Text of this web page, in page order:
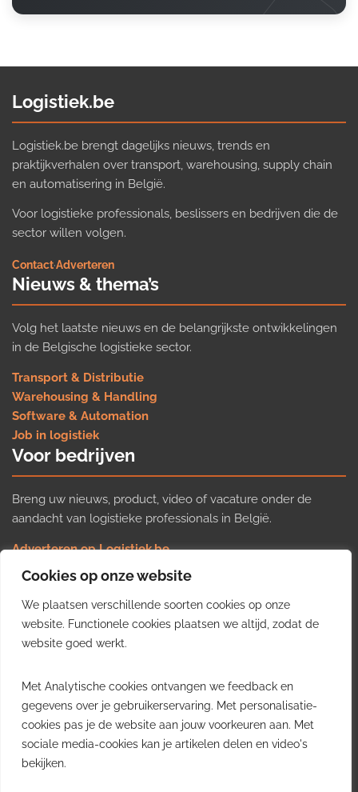
Cookies op onze website
We plaatsen verschillende soorten cookies op onze
website. Functionele cookies plaatsen we altijd, zodat de
website goed werkt.
Met Analytische cookies ontvangen we feedback en
gegevens over je gebruikerservaring. Met personalisatie-
cookies pas je de website aan jouw voorkeuren aan. Met
sociale media-cookies kan je artikelen delen en video's
bekijken.
Logistiek.be
Logistiek.be brengt dagelijks nieuws, trends en
praktijkverhalen over transport, warehousing, supply chain
en automatisering in België.
Voor logistieke professionals, beslissers en bedrijven die de
sector willen volgen.
Contact·Adverteren
Nieuws & thema’s
Volg het laatste nieuws en de belangrijkste ontwikkelingen
in de Belgische logistieke sector.
Transport & Distributie
Warehousing & Handling
Software & Automation
Job in logistiek
Voor bedrijven
Breng uw nieuws, product, video of vacature onder de
aandacht van logistieke professionals in België.
Adverteren op Logistiek.be
Nieuws insturen
Uw video op Logistiek.TV
Job plaatsen
Gratis wekelijkse update
inzichten uit de Belgische logistieke sector in uw inbox.
Ontvang je gratis
wekelijkse update